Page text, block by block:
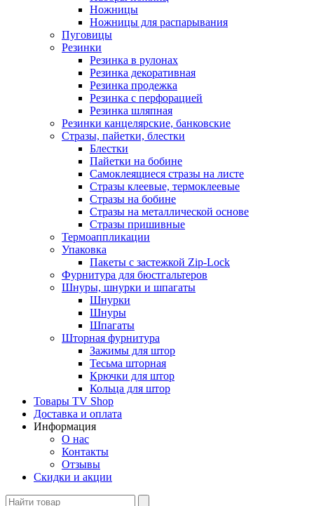
Ножницы
Ножницы для распарывания
Пуговицы
Резинки
Резинка в рулонах
Резинка декоративная
Резинка продежка
Резинка с перфорацией
Резинка шляпная
Резинки канцелярские, банковские
Стразы, пайетки, блестки
Блестки
Пайетки на бобине
Самоклеящиеся стразы на листе
Стразы клеевые, термоклеевые
Стразы на бобине
Стразы на металлической основе
Стразы пришивные
Термоаппликации
Упаковка
Пакеты с застежкой Zip-Lock
Фурнитура для бюстгальтеров
Шнуры, шнурки и шпагаты
Шнурки
Шнуры
Шпагаты
Шторная фурнитура
Зажимы для штор
Тесьма шторная
Крючки для штор
Кольца для штор
Товары TV Shop
Доставка и оплата
Информация
О нас
Контакты
Отзывы
Скидки и акции